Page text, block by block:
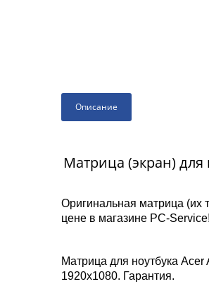
Описание
Матрица (экран) для
Оригинальная матрица (их
цене в магазине PC-
Матрица для ноутбука
1920x1080. Гарантия.